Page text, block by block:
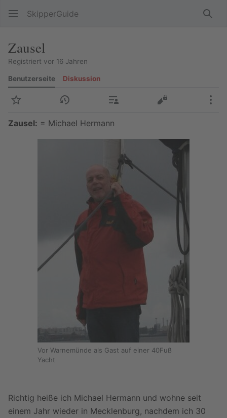
SkipperGuide
Zausel
Registriert vor 16 Jahren
Benutzerseite Diskussion
Beobachten Versionsgeschichte
Beiträge Quelltext
Zausel: = Michael Hermann
Vor Warnemünde als Gast auf einer 40Fuß
Yacht
Richtig heiße ich Michael Hermann und wohne seit
einem Jahr wieder in Mecklenburg, nachdem ich 30